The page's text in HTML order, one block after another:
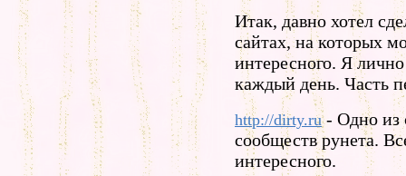
Итак, давно хотел
сайтах, на которых
интересного. Я
каждый день. Часть
http://dirty.ru- Одно из
сообществ рунета.
интересного.